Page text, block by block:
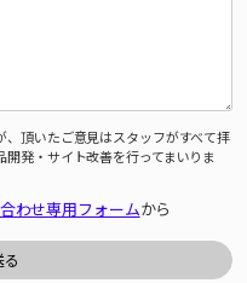
、頂いたご意見はスタッフがすべて拝
発・サイト改善を行ってまいりま
わせ専用フォームから